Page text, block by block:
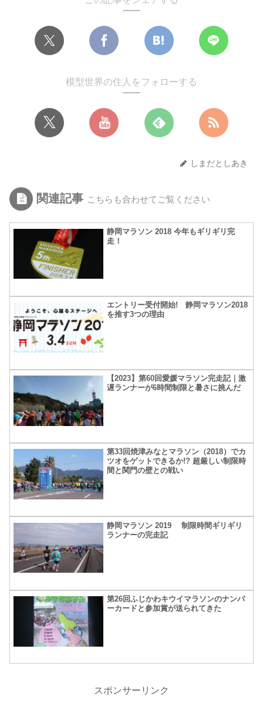
模型世界の住人をフォローする
しまだとしあき
関連記事 こちらも合わせてご覧ください
静岡マラソン 2018 今年もギリギリ完
走！
エントリー受付開始! 静岡マラソン2018
を推す3つの理由
【2023】第60回愛媛マラソン完走記｜激
遅ランナーが6時間制限と暑さに挑んだ
第33回焼津みなとマラソン（2018）でカ
ツオをゲットできるか!? 超厳しい制限時
間と関門の壁との戦い
静岡マラソン 2019 制限時間ギリギリ
ランナーの完走記
第26回ふじかわキウイマラソンのナンバ
ーカードと参加賞が送られてきた
スポンサーリンク